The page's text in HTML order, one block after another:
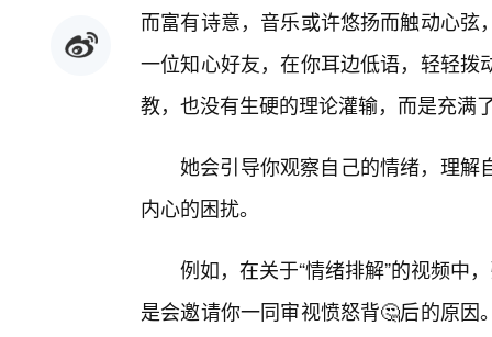
而富有诗意，音乐或许悠扬而触动心
一位知心好友，在你耳边低语，轻轻
教，也没有生硬的理论灌输，而是充满
她会引导你观察自己的情绪，理解
内心的困扰。
例如，在关于“情绪排解”的视频中
是会邀请你一同审视愤怒背🤔后的原